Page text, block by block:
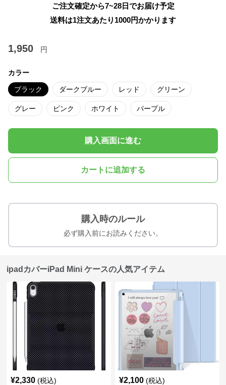
ご注文確定から7~28日でお届け予定
送料は1注文あたり 1000円かかります
1,950 円
カラー
ブラック ダークブルー レッド グリーン
グレー ピンク ホワイト パープル
購入画面に進む
カートに追加する
購入時のルール
必ず購入前にお読みください。
ipadカバーiPad Mini ケースの人気アイテム
¥2,330 (税込) ¥2,100 (税込)